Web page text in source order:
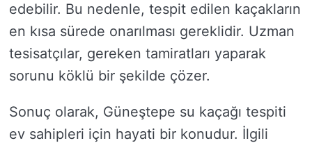
edebilir. Bu nedenle, tespit edilen kaçakların
en kısa sürede onarılması gereklidir. Uzman
tesisatçılar, gereken tamiratları yaparak
sorunu köklü bir şekilde çözer.
Sonuç olarak, Güneştepe su kaçağı tespiti
ev sahipleri için hayati bir konudur. İlgili